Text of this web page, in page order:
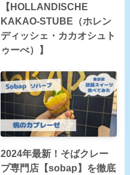
【HOLLANDISCHE
KAKAO-STUBE（ホレン
ディッシェ・カカオシュト
ゥーべ）】
2024年最新！そばクレー
プ専門店【sobap】を徹底